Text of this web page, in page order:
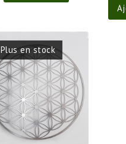
Plus en stock